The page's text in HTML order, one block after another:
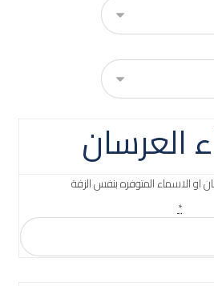
العرسان
او الاسماء المتوفره بنفس الزفة
*